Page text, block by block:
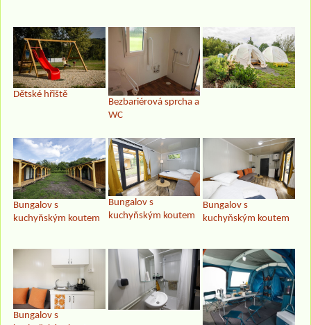
Dětské hřiště
Bezbariérová sprcha a
WC
Bungalov s
kuchyňským koutem
Bungalov s
kuchyňským koutem
Bungalov s
kuchyňským koutem
Bungalov s